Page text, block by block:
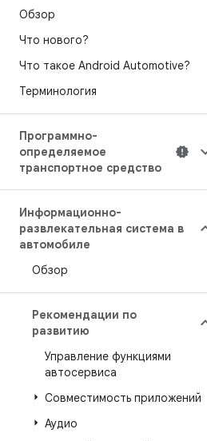
Обзор
Что нового?
Что такое Android Automotive?
Терминология
Программно-
определяемое
транспортное средство
Информационно-
развлекательная система в
автомобиле
Обзор
Рекомендации по
развитию
Управление функциями
автосервиса
Совместимость приложений
Аудио